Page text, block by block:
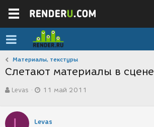
Материалы, текстуры
Слетают материалы в сцене
в
о
р
Levas
а
с
11 май 2011
L Levas